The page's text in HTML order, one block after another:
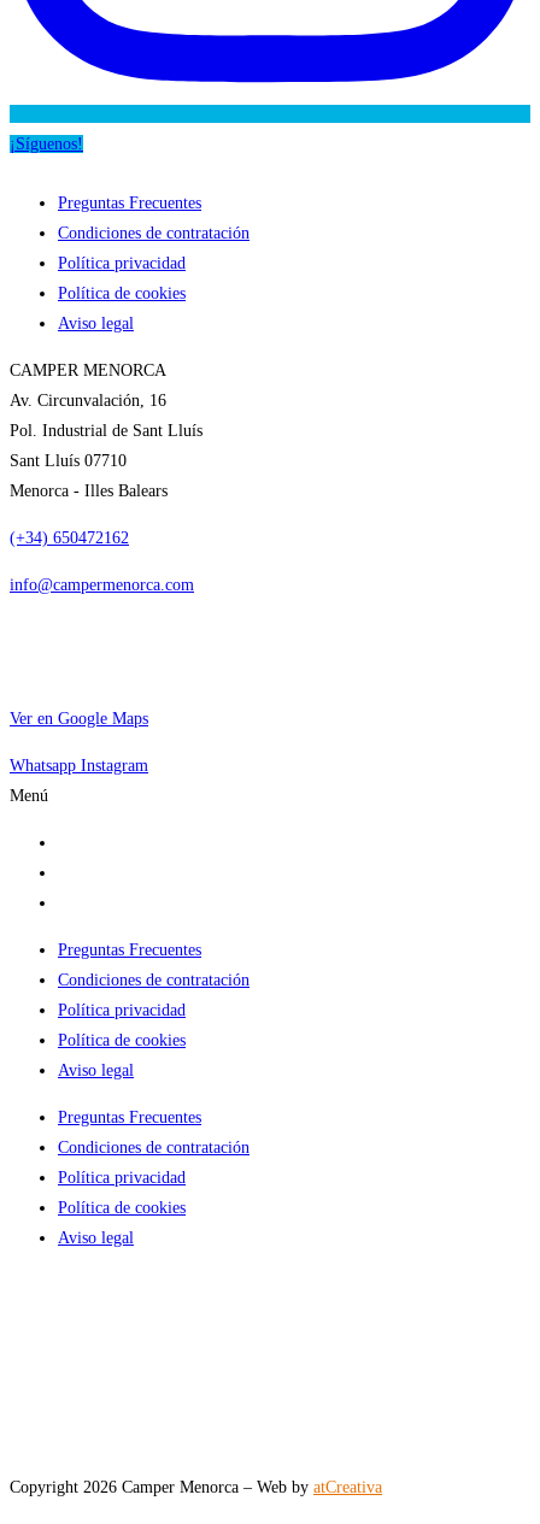
¡Síguenos!
Preguntas Frecuentes
Condiciones de contratación
Política privacidad
Política de cookies
Aviso legal
CAMPER MENORCA
Av. Circunvalación, 16
Pol. Industrial de Sant Lluís
Sant Lluís 07710
Menorca - Illes Balears
(+34) 650472162
info@campermenorca.com
Ver en Google Maps
Whatsapp Instagram
Menú
Preguntas Frecuentes
Condiciones de contratación
Política privacidad
Política de cookies
Aviso legal
Preguntas Frecuentes
Condiciones de contratación
Política privacidad
Política de cookies
Aviso legal
Copyright 2026 Camper Menorca – Web by atCreativa